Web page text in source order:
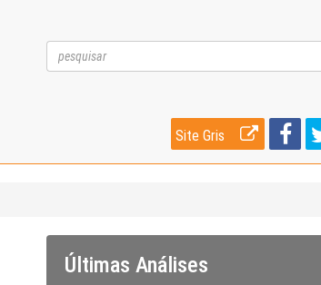
Site Gris
Últimas Análises